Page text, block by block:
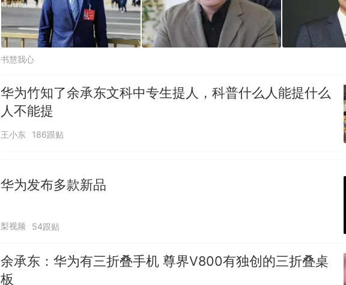
书慧我心
华为竹知了余承东文科中专生提人，科普什么人能提什么
人不能提
王小东 186跟贴
华为发布多款新品
梨视频 54跟贴
余承东：华为有三折叠手机 尊界V800有独创的三折叠桌
板